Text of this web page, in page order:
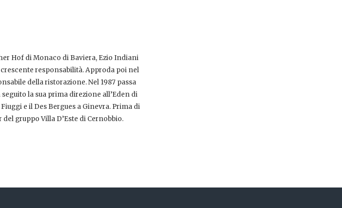
Hof di Monaco di Baviera, Ezio Indiani
responsabilità. Approda poi nel
della ristorazione. Nel 1987 passa
la sua prima direzione all’Eden di
e il Des Bergues a Ginevra. Prima di
gruppo Villa D’Este di Cernobbio.